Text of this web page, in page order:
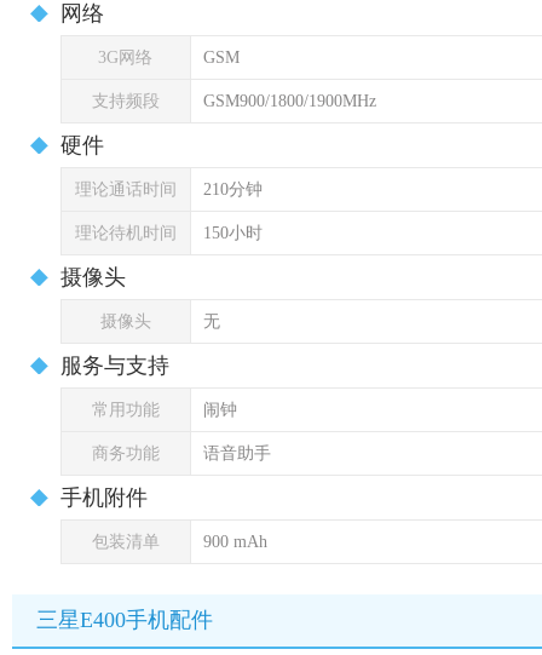
网络
3G网络 GSM
支持频段 GSM900/1800/1900MHz
硬件
理论通话时间 210分钟
理论待机时间 150小时
摄像头
摄像头 无
服务与支持
常用功能 闹钟
商务功能 语音助手
手机附件
包装清单 900 mAh
三星E400手机配件